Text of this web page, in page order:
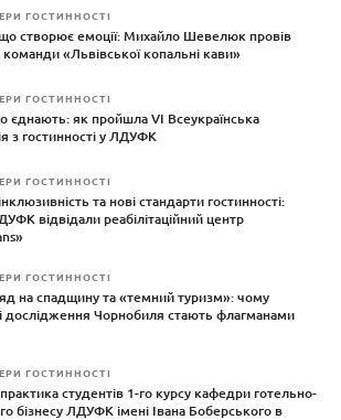
ГОСТИННОСТІ
створює емоції: Михайло Шевелюк провів
команди «Львівської копальні кави»
ГОСТИННОСТІ
єднають: як пройшла VI Всеукраїнська
з гостинності у ЛДУФК
ГОСТИННОСТІ
та нові стандарти гостинності:
відвідали реабілітаційний центр
ГОСТИННОСТІ
на спадщину та «темний туризм»: чому
дослідження Чорнобиля стають флагманами
ГОСТИННОСТІ
студентів 1-го курсу кафедри готельно-
бізнесу ЛДУФК імені Івана Боберського в